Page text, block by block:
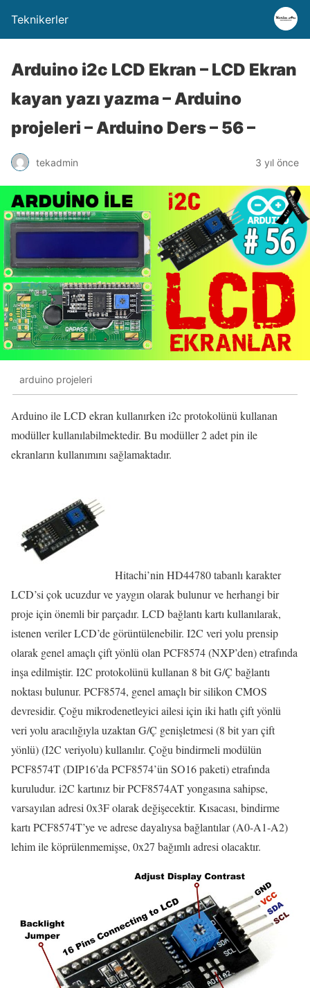
Teknikerler
Arduino i2c LCD Ekran – LCD Ekran
kayan yazı yazma – Arduino
projeleri – Arduino Ders – 56 –
tekadmin 3 yıl önce
arduino projeleri
Arduino ile LCD ekran kullanırken i2c protokolünü kullanan
modüller kullanılabilmektedir. Bu modüller 2 adet pin ile
ekranların kullanımını sağlamaktadır.
Hitachi’nin HD44780 tabanlı karakter
LCD’si çok ucuzdur ve yaygın olarak bulunur ve herhangi bir
proje için önemli bir parçadır. LCD bağlantı kartı kullanılarak,
istenen veriler LCD’de görüntülenebilir. I2C veri yolu prensip
olarak genel amaçlı çift yönlü olan PCF8574 (NXP’den) etrafında
inşa edilmiştir. I2C protokolünü kullanan 8 bit G/Ç bağlantı
noktası bulunur. PCF8574, genel amaçlı bir silikon CMOS
devresidir. Çoğu mikrodenetleyici ailesi için iki hatlı çift yönlü
veri yolu aracılığıyla uzaktan G/Ç genişletmesi (8 bit yarı çift
yönlü) (I2C veriyolu) kullanılır. Çoğu bindirmeli modülün
PCF8574T (DIP16’da PCF8574’ün SO16 paketi) etrafında
kuruludur. i2C kartınız bir PCF8574AT yongasına sahipse,
varsayılan adresi 0x3F olarak değişecektir. Kısacası, bindirme
kartı PCF8574T’ye ve adrese dayalıysa bağlantılar (A0-A1-A2)
lehim ile köprülenmemişse, 0x27 bağımlı adresi olacaktır.